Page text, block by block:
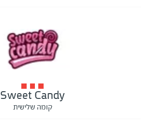
Sweet Candy
קומה שלישית